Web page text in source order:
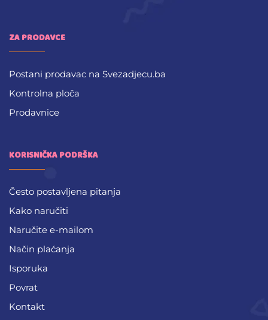
ZA PRODAVCE
Postani prodavac na Svezadjecu.ba
Kontrolna ploča
Prodavnice
KORISNIČKA PODRŠKA
Često postavljena pitanja
Kako naručiti
Naručite e-mailom
Način plaćanja
Isporuka
Povrat
Kontakt